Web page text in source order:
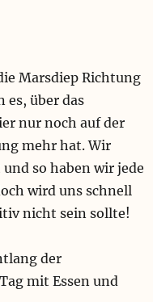
Marsdiep Richtung
es, über das
nur noch auf der
mehr hat. Wir
so haben wir jede
wird uns schnell
nicht sein sollte!
der
mit Essen und